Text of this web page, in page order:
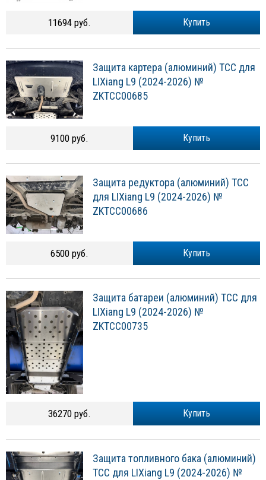
Купить
11694 руб.
Защита картера (алюминий) ТСС для
LIXiang L9 (2024-2026) №
ZKTCC00685
Купить
9100 руб.
Защита редуктора (алюминий) ТСС
для LIXiang L9 (2024-2026) №
ZKTCC00686
Купить
6500 руб.
Защита батареи (алюминий) ТСС для
LIXiang L9 (2024-2026) №
ZKTCC00735
Купить
36270 руб.
Защита топливного бака (алюминий)
ТСС для LIXiang L9 (2024-2026) №